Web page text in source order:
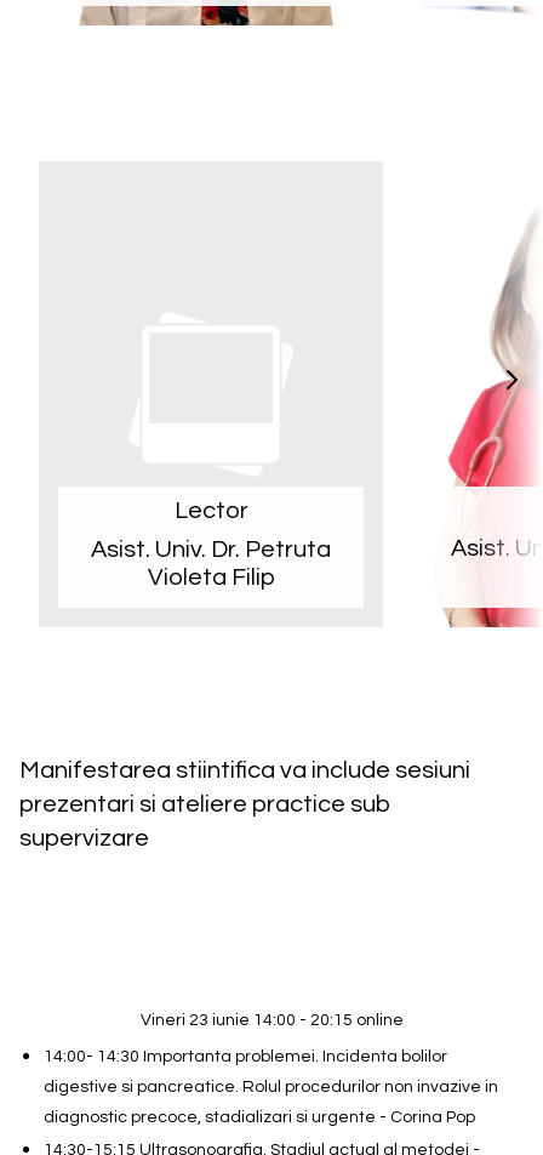
Lector
Asist. Univ. Dr. Petruta
Violeta Filip
Asist.
Manifestarea stiintifica va include sesiuni
prezentari si ateliere practice sub
supervizare
Vineri 23 iunie 14:00 - 20:15 online
14:00- 14:30 Importanta problemei. Incidenta bolilor
digestive si pancreatice. Rolul procedurilor non invazive in
diagnostic precoce, stadializari si urgente - Corina Pop
14:30-15:15 Ultrasonografia. Stadiul actual al metodei -